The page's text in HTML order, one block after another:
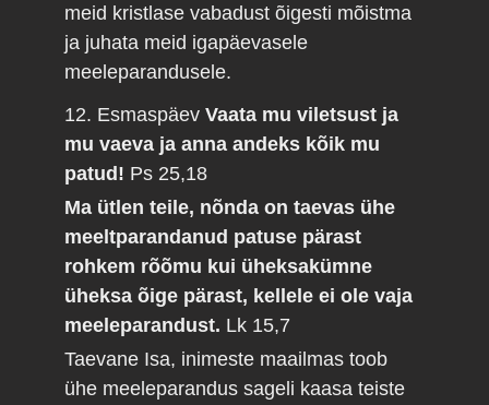
meid kristlase vabadust õigesti mõistma
ja juhata meid igapäevasele
meeleparandusele.
12. EsmaspäevVaata mu viletsust ja
mu vaeva ja anna andeks kõik mu
patud! Ps 25,18
Ma ütlen teile, nõnda on taevas ühe
meeltparandanud patuse pärast
rohkem rõõmu kui üheksakümne
üheksa õige pärast, kellele ei ole vaja
meeleparandust. Lk 15,7
Taevane Isa, inimeste maailmas toob
ühe meeleparandus sageli kaasa teiste